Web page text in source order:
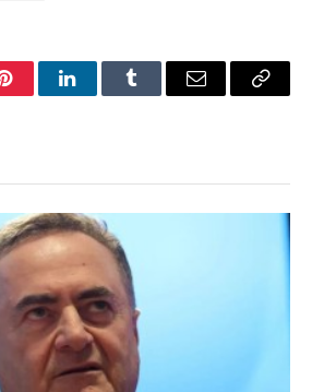
PinterestLinkedInTumblr Email
Copy